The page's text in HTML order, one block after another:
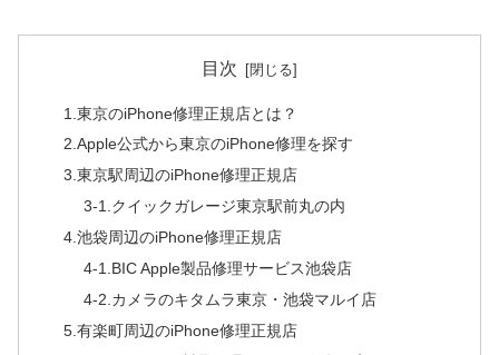
目次
1.東京のiPhone修理正規店とは？
2.Apple公式から東京のiPhone修理を探す
3.東京駅周辺のiPhone修理正規店
3-1.クイックガレージ東京駅前丸の内
4.池袋周辺のiPhone修理正規店
4-1.BIC Apple製品修理サービス池袋店
4-2.カメラのキタムラ東京・池袋マルイ店
5.有楽町周辺のiPhone修理正規店